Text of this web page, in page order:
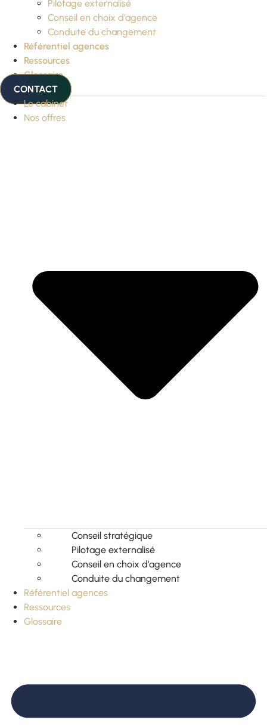
Pilotage externalisé
Conseil en choix d’agence
Conduite du changement
Référentiel agences
Ressources
Glossaire
CONTACT
Le cabinet
Nos offres
Conseil stratégique
Pilotage externalisé
Conseil en choix d’agence
Conduite du changement
Référentiel agences
Ressources
Glossaire